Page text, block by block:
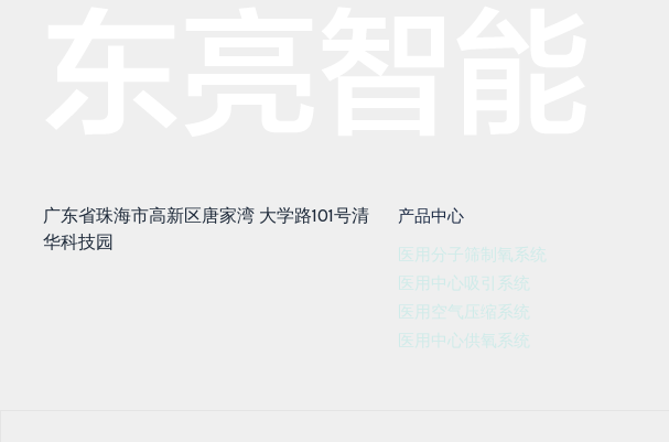
广东省珠海市高新区唐家湾 大学路101号清
华科技园
产品中心
医用分子筛制氧系统
医用中心吸引系统
医用空气压缩系统
医用中心供氧系统